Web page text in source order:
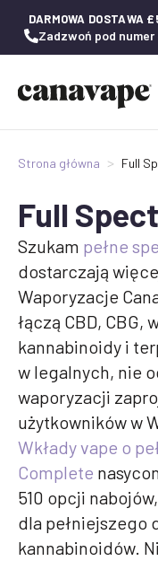
DARMOWA DOSTAWA
Zadzwoń pod
Strona główna Full
Full
Szukam pełne
dostarczają
Waporyzacje
łączą CBD, CBG,
kannabinoidy i
w legalnych, nie
waporyzacji
użytkowników w
Wkłady vape o
Complete
510 opcji
dla pełniejszego
kannabinoidów.